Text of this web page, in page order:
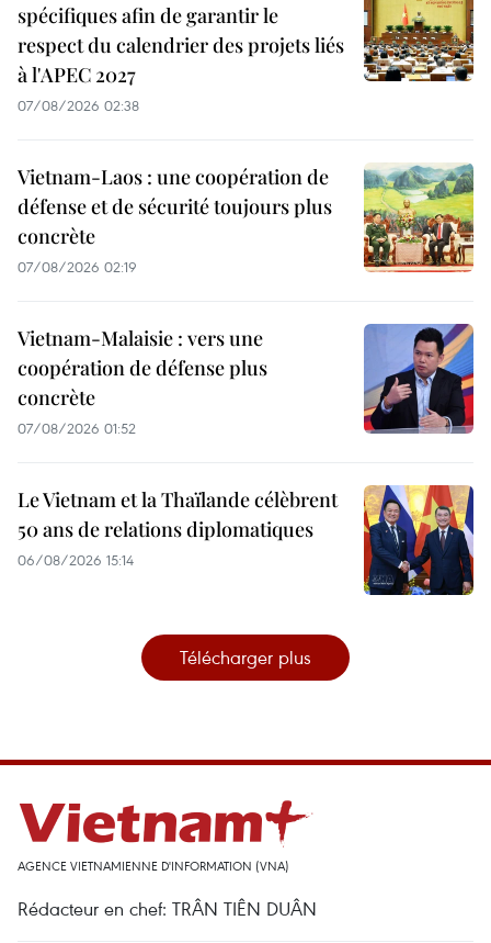
spécifiques afin de garantir le
respect du calendrier des projets liés
à l'APEC 2027
07/08/2026 02:38
Vietnam-Laos : une coopération de
défense et de sécurité toujours plus
concrète
07/08/2026 02:19
Vietnam-Malaisie : vers une
coopération de défense plus
concrète
07/08/2026 01:52
Le Vietnam et la Thaïlande célèbrent
50 ans de relations diplomatiques
06/08/2026 15:14
Télécharger plus
AGENCE VIETNAMIENNE D'INFORMATION (VNA)
Rédacteur en chef: TRÂN TIÊN DUÂN